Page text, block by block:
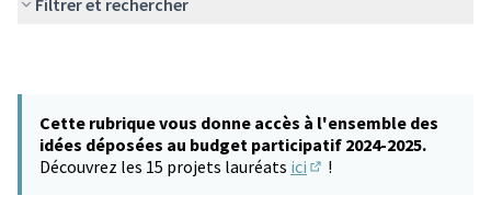
Filtrer et rechercher
Cette rubrique vous donne accès à l'ensemble des
idées déposées au budget participatif 2024-2025.
Découvrez les 15 projets lauréats ici !